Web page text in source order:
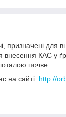
призначені для
внесення КАС у
почве.
на сайті: http://